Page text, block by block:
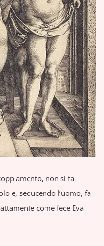
non si fa
e, seducendo l’uomo, fa
come fece Eva